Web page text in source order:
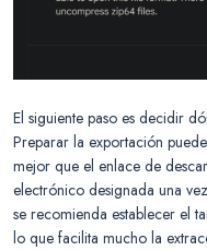
El siguiente paso es decidir
Preparar la exportación
mejor que el enlace de
electrónico designada una
se recomienda establecer el
lo que facilita mucho la